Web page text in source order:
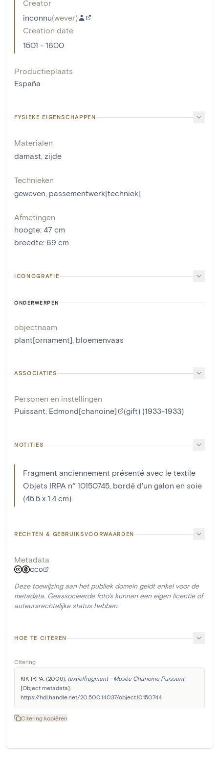
Creator
inconnu(wever)
Creation date
1501 - 1600
Productieplaats
España
FYSIEKE EIGENSCHAPPEN
Materialen
damast, zijde
Technieken
geweven, passementwerk[techniek]
Afmetingen
hoogte: 47 cm
breedte: 69 cm
ICONOGRAFIE
ONDERWERPEN
objectnaam
plant[ornament], bloemenvaas
ASSOCIATIES
Personen en instellingen
Puissant, Edmond[chanoine]
(gift) (1933-1933)
NOTITIES
Fragment anciennement présenté avec le textile
Objets IRPA n° 10150745, bordé d'un galon en soie
(45,5 x 1,4 cm).
RECHTEN & GEBRUIKSVOORWAARDEN
Metadata
CC0
Deze toewijzing aan het publiek domein geldt enkel voor de
metadata. Geassocieerde foto's kunnen een eigen licentie of
auteursrechtelijke status hebben.
HOE TE CITEREN
Citering
KIK-IRPA. (2006). textielfragment - Musée Chanoine Puissant
[Object metadata].
https://hdl.handle.net/20.500.14037/object.10150744
Citering kopiëren